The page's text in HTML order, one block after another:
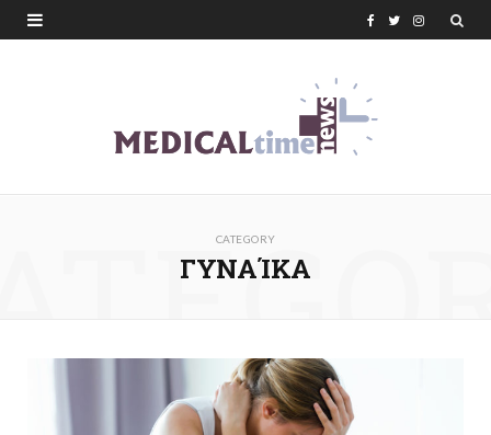
T I
CATEGORY
ΓΥΝΑΊΚΑ